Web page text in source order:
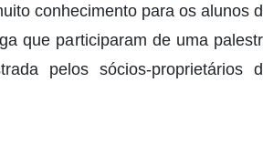
conhecimento para os alunos
que participaram de uma
pelos sócios-proprietários